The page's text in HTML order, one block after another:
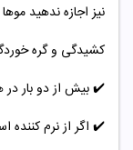
نیز اجازه ندهید
کشیدگی و گره
✔️بیش ازدو بار
✔️ اگر از نرم کننده